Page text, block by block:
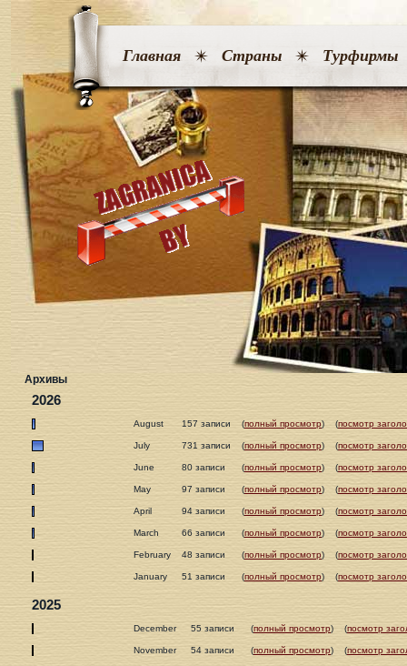
Главная Страны Турфирмы
Архивы
2026
August 157 записи (полный просмотр) (посмотр
July 731 записи (полный просмотр) (посмотр
June 80 записи (полный просмотр) (посмотр
May 97 записи (полный просмотр) (посмотр
April 94 записи (полный просмотр) (посмотр
March 66 записи (полный просмотр) (посмотр
February 48 записи (полный просмотр) (посмотр
January 51 записи (полный просмотр) (посмотр
2025
December 55 записи (полный просмотр) (посмотр
November 54 записи (полный просмотр) (посмотр